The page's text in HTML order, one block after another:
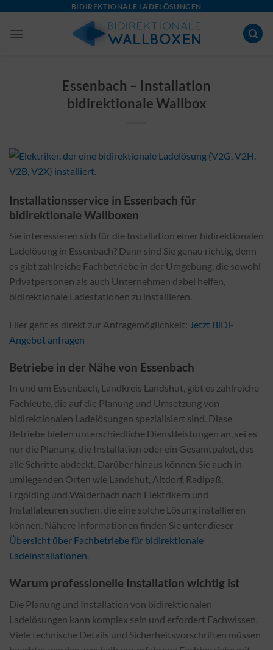
content
BIDIREKTIONALE LADELÖSUNGEN
Essenbach – Installation
bidirektionale Wallbox
Installationsservice in Essenbach für
bidirektionale Wallboxen
Sie interessieren sich für die Installation einer bidirektionalen
Ladelösung in Essenbach? Dann sind Sie genau richtig, denn
es gibt zahlreiche Fachbetriebe in der Umgebung, die sowohl
Privatpersonen als auch Unternehmen dabei helfen,
bidirektionale Ladestationen zu installieren.
Hier geht es direkt zur Anfragemöglichkeit: Jetzt BiDi-
Angebot anfragen
Betriebe in der Nähe von Essenbach
In und um Essenbach, Landkreis Landshut, gibt es zahlreiche
Fachleute, die auf die Planung und Umsetzung von
bidirektionalen Ladelösungen spezialisiert sind. Diese
Betriebe bieten unterschiedliche Dienstleistungen an, sei es
nur die Planung, die Installation oder ein Gesamtpaket, das
alle Schritte abdeckt. Darüber hinaus können Sie auch in
umliegenden Orten wie Landshut, Altdorf, Radlpaß,
Ergolding und Walderbach nach Elektrikern und
Installateuren suchen, die eine solche Lösung installieren
können. Nähere Informationen finden Sie unter dieser
Übersicht über Fachbetriebe für bidirektionale
Ladeinstallationen.
Warum professionelle Installation wichtig ist
Die Planung und Installation von bidirektionalen
Ladelösungen kann komplex sein und erfordert Fachwissen.
Viele technische Details und Sicherheitsvorschriften müssen